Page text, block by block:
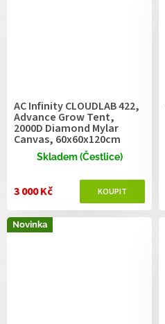
AC Infinity CLOUDLAB 422,
Advance Grow Tent,
2000D Diamond Mylar
Canvas, 60x60x120cm
Skladem (Čestlice)
3 000 Kč
Novinka